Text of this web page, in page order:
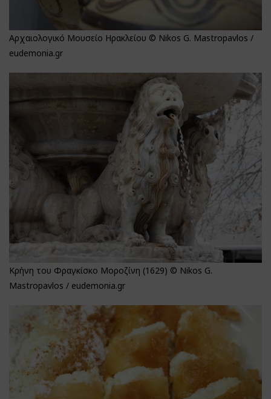
Αρχαιολογικό Μουσείο Ηρακλείου © Nikos G. Mastropavlos /
eudemonia.gr
Κρήνη του Φραγκίσκο Μοροζίνη (1629) © Nikos G.
Mastropavlos / eudemonia.gr